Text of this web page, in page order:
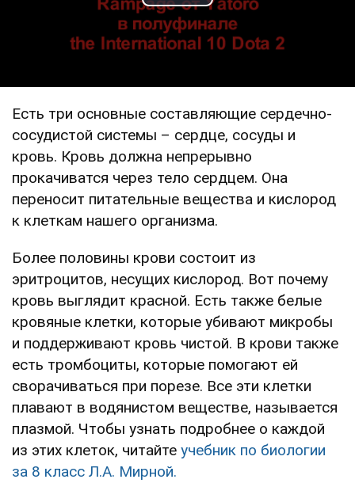
Есть три основные составляющие сердечно-
сосудистой системы – сердце, сосуды и
кровь. Кровь должна непрерывно
прокачиватся через тело сердцем. Она
переносит питательные вещества и кислород
к клеткам нашего организма.
Более половины крови состоит из
эритроцитов, несущих кислород. Вот почему
кровь выглядит красной. Есть также белые
кровяные клетки, которые убивают микробы
и поддерживают кровь чистой. В крови также
есть тромбоциты, которые помогают ей
сворачиваться при порезе. Все эти клетки
плавают в водянистом веществе, называется
плазмой. Чтобы узнать подробнее о каждой
из этих клеток, читайте учебник по биологии
за 8 класс Л.А. Мирной.